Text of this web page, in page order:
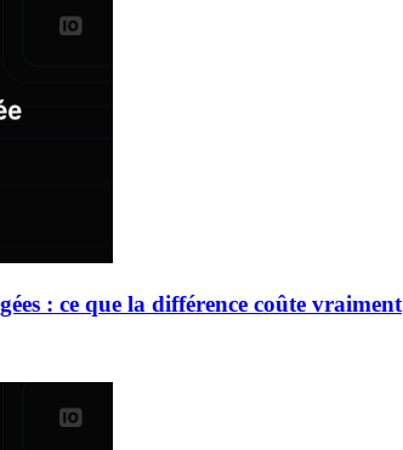
: ce que la différence coûte vraiment